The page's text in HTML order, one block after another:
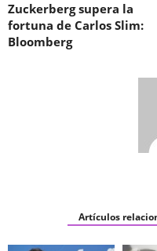
Zuckerberg supera la
fortuna de Carlos Slim:
Bloomberg
Artículos